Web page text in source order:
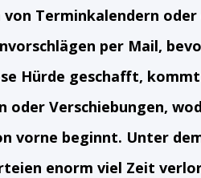
Terminkalendern
per Mail,
Hürde geschafft,
oder Verschiebungen,
vorne beginnt. Unter
enorm viel Zeit